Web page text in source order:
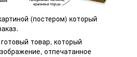
(постером) который
товар, который
отпечатанное